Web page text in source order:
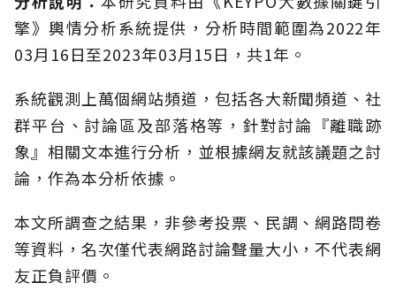
擎》輿情分析系統提供，分析時間範圍為2022年
03月16日至2023年03月15日，共1年。
系統觀測上萬個網站頻道，包括各大新聞頻道、社
群平台、討論區及部落格等，針對討論『離職跡
象』相關文本進行分析，並根據網友就該議題之討
論，作為本分析依據。
本文所調查之結果，非參考投票、民調、網路問卷
等資料，名次僅代表網路討論聲量大小，不代表網
友正負評價。